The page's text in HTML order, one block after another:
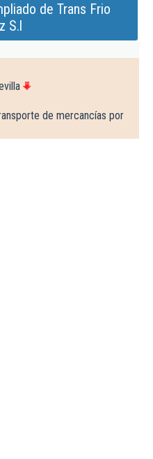
de Trans Frio
S.l
de mercancías por